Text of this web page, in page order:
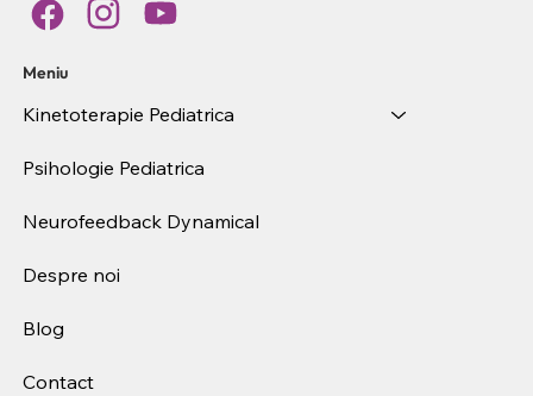
Meniu
Kinetoterapie Pediatrica
Psihologie Pediatrica
Neurofeedback Dynamical
Despre noi
Blog
Contact